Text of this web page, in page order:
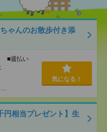
ゃんのお散歩付き添
■週払い
…
気になる！
円相当プレゼント】生